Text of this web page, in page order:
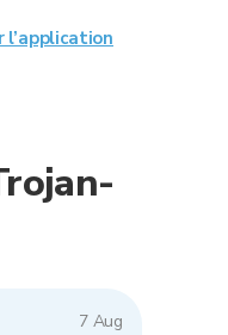
7 Aug
l’application